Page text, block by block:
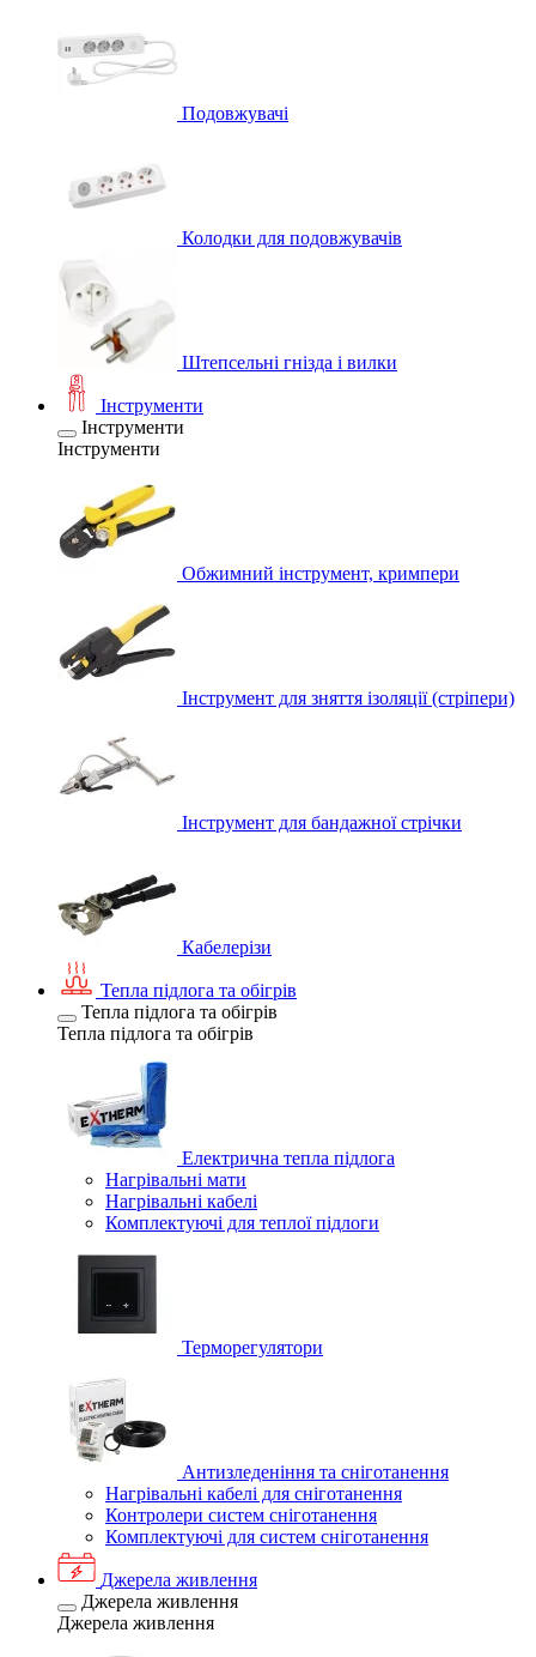
Подовжувачі
Колодки для подовжувачів
Штепсельні гнізда і вилки
Інструменти
Інструменти
Інструменти
Обжимний інструмент, кримпери
Інструмент для зняття ізоляції (стріпери)
Інструмент для бандажної стрічки
Кабелерізи
Тепла підлога та обігрів
Тепла підлога та обігрів
Тепла підлога та обігрів
Електрична тепла підлога
Нагрівальні мати
Нагрівальні кабелі
Комплектуючі для теплої підлоги
Терморегулятори
Антизледеніння та сніготанення
Нагрівальні кабелі для сніготанення
Контролери систем сніготанення
Комплектуючі для систем сніготанення
Джерела живлення
Джерела живлення
Джерела живлення